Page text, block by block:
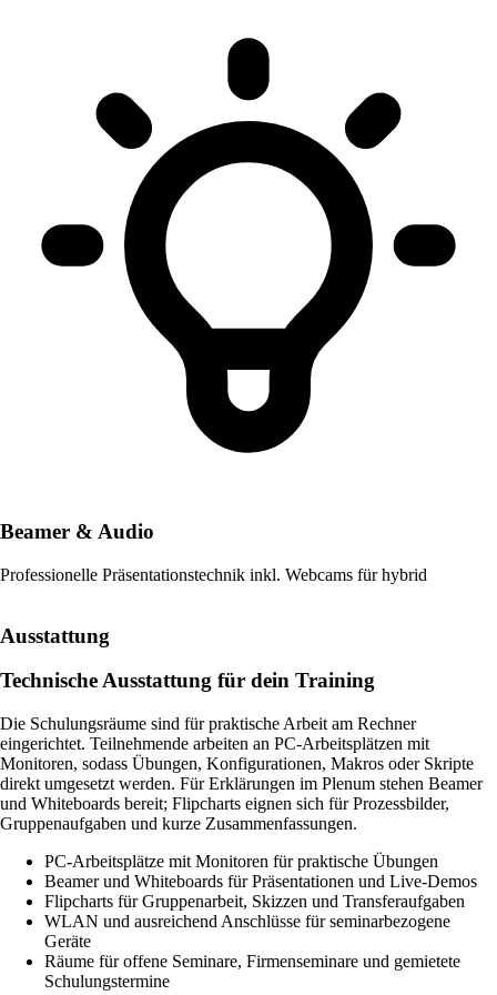
Beamer & Audio
Professionelle Präsentationstechnik inkl. Webcams für hybrid
Ausstattung
Technische Ausstattung für dein Training
Die Schulungsräume sind für praktische Arbeit am Rechner
eingerichtet. Teilnehmende arbeiten an PC-Arbeitsplätzen mit
Monitoren, sodass Übungen, Konfigurationen, Makros oder Skripte
direkt umgesetzt werden. Für Erklärungen im Plenum stehen Beamer
und Whiteboards bereit; Flipcharts eignen sich für Prozessbilder,
Gruppenaufgaben und kurze Zusammenfassungen.
PC-Arbeitsplätze mit Monitoren für praktische Übungen
Beamer und Whiteboards für Präsentationen und Live-Demos
Flipcharts für Gruppenarbeit, Skizzen und Transferaufgaben
WLAN und ausreichend Anschlüsse für seminarbezogene
Geräte
Räume für offene Seminare, Firmenseminare und gemietete
Schulungstermine